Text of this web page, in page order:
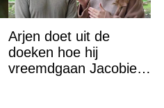
Arjen doet uit de
doeken hoe hij
vreemdgaan Jacobien